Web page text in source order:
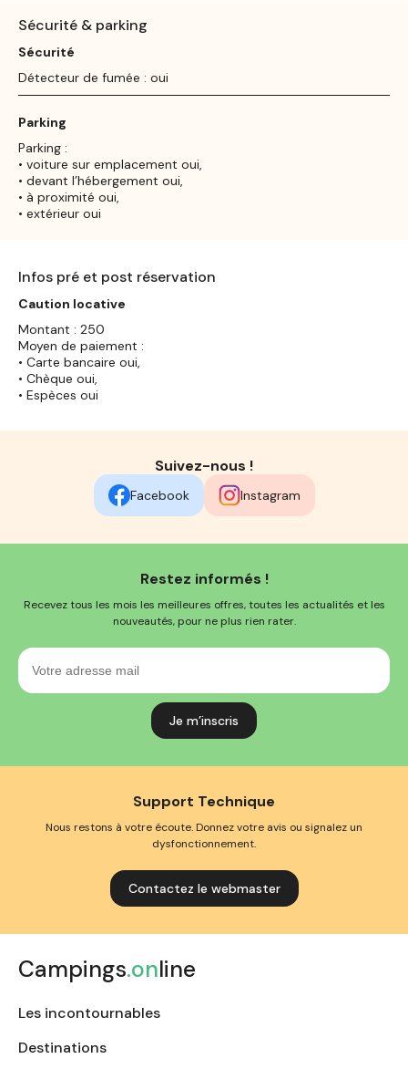
Sécurité & parking
Sécurité
Détecteur de fumée : oui
Parking
Parking :
• voiture sur emplacement oui,
• devant l’hébergement oui,
• à proximité oui,
• extérieur oui
Infos pré et post réservation
Caution locative
Montant : 250
Moyen de paiement :
• Carte bancaire oui,
• Chèque oui,
• Espèces oui
Suivez-nous !
Facebook Instagram
Restez informés !
Recevez tous les mois les meilleures offres, toutes les actualités et les
nouveautés, pour ne plus rien rater.
Votre
adresse
mail
Support Technique
Nous restons à votre écoute. Donnez votre avis ou signalez un
dysfonctionnement.
Contactez le webmaster
Campings.online
Les incontournables
Destinations